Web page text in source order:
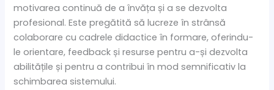
motivarea continuă de a învăța și a se dezvolta
profesional. Este pregătită să lucreze în strânsă
colaborare cu cadrele didactice în formare, oferindu-
le orientare, feedback și resurse pentru a-și dezvolta
abilitățile și pentru a contribui în mod semnificativ la
schimbarea sistemului.